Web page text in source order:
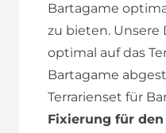
Bartagame
zu bieten. Unsere
optimal auf das
Bartagame
Terrarienset für
Fixierung für